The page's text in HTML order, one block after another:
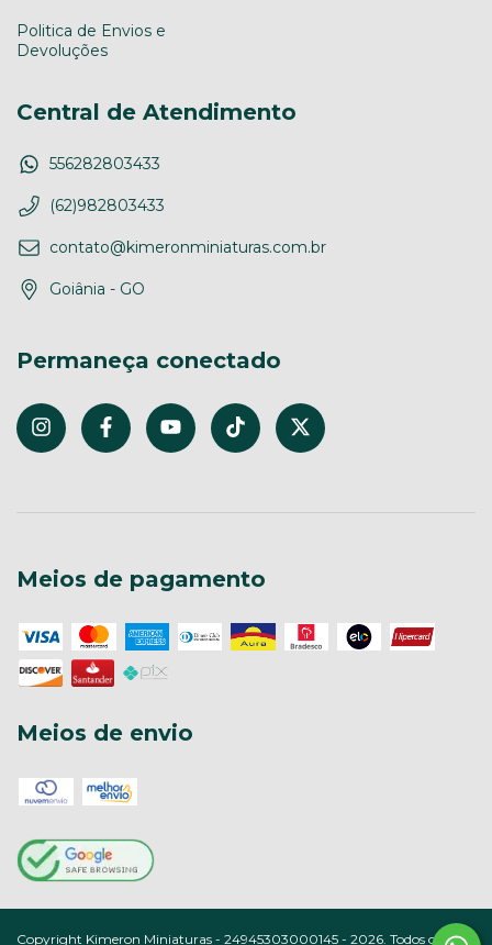
Politica de Envios e
Devoluções
Central de Atendimento
556282803433
(62)982803433
contato@kimeronminiaturas.com.br
Goiânia - GO
Permaneça conectado
Meios de pagamento
Meios de envio
Copyright Kimeron Miniaturas - 24945303000145 - 2026. Todos os